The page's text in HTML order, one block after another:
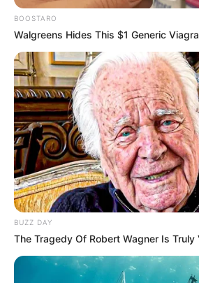
(foto: instagram/
3. Menikmati pemandangan alam
pikiran
BOOSTARO
Walgreens Hides This $1 Generic
BUZZ DAY
The Tragedy Of Robert Wagner Is Truly